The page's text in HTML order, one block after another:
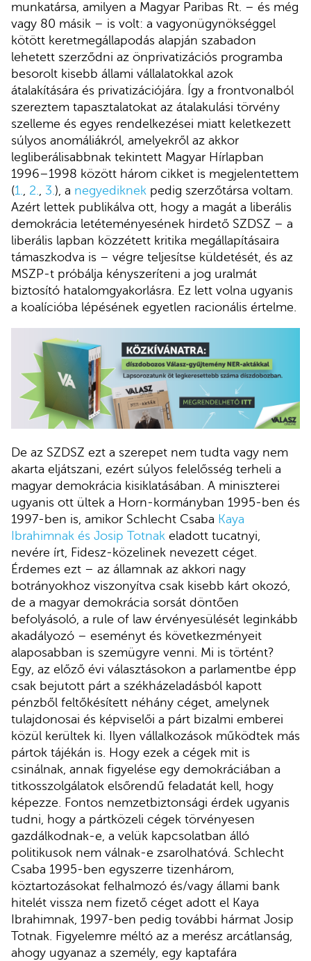
munkatársa, amilyen a Magyar Paribas Rt. – és még
vagy 80 másik – is volt: a vagyonügynökséggel
kötött keretmegállapodás alapján szabadon
lehetett szerződni az önprivatizációs programba
besorolt kisebb állami vállalatokkal azok
átalakítására és privatizációjára. Így a frontvonalból
szereztem tapasztalatokat az átalakulási törvény
szelleme és egyes rendelkezései miatt keletkezett
súlyos anomáliákról, amelyekről az akkor
legliberálisabbnak tekintett Magyar Hírlapban
1996–1998 között három cikket is megjelentettem
(1., 2., 3.), a negyediknek pedig szerzőtársa voltam.
Azért lettek publikálva ott, hogy a magát a liberális
demokrácia letéteményesének hirdető SZDSZ – a
liberális lapban közzétett kritika megállapításaira
támaszkodva is – végre teljesítse küldetését, és az
MSZP-t próbálja kényszeríteni a jog uralmát
biztosító hatalomgyakorlásra. Ez lett volna ugyanis
a koalícióba lépésének egyetlen racionális értelme.
De az SZDSZ ezt a szerepet nem tudta vagy nem
akarta eljátszani, ezért súlyos felelősség terheli a
magyar demokrácia kisiklatásában. A miniszterei
ugyanis ott ültek a Horn-kormányban 1995-ben és
1997-ben is, amikor Schlecht Csaba Kaya
Ibrahimnak és Josip Totnak eladott tucatnyi,
nevére írt, Fidesz-közelinek nevezett céget.
Érdemes ezt – az államnak az akkori nagy
botrányokhoz viszonyítva csak kisebb kárt okozó,
de a magyar demokrácia sorsát döntően
befolyásoló, a rule of law érvényesülését leginkább
akadályozó – eseményt és következményeit
alaposabban is szemügyre venni. Mi is történt?
Egy, az előző évi választásokon a parlamentbe épp
csak bejutott párt a székházeladásból kapott
pénzből feltőkésített néhány céget, amelynek
tulajdonosai és képviselői a párt bizalmi emberei
közül kerültek ki. Ilyen vállalkozások működtek más
pártok tájékán is. Hogy ezek a cégek mit is
csinálnak, annak figyelése egy demokráciában a
titkosszolgálatok elsőrendű feladatát kell, hogy
képezze. Fontos nemzetbiztonsági érdek ugyanis
tudni, hogy a pártközeli cégek törvényesen
gazdálkodnak-e, a velük kapcsolatban álló
politikusok nem válnak-e zsarolhatóvá. Schlecht
Csaba 1995-ben egyszerre tizenhárom,
köztartozásokat felhalmozó és/vagy állami bank
hitelét vissza nem fizető céget adott el Kaya
Ibrahimnak, 1997-ben pedig további hármat Josip
Totnak. Figyelemre méltó az a merész arcátlanság,
ahogy ugyanaz a személy, egy kaptafára